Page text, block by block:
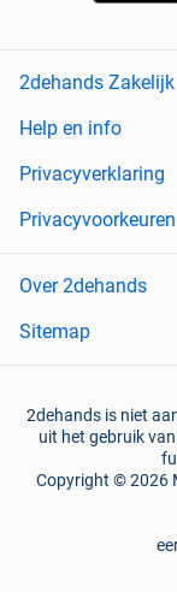
2dehands Zakelijk
Help en info
Privacyverklaring
Privacyvoorkeuren
Over 2dehands
Sitemap
2dehands is niet
uit het gebruik
Copyright © 2026